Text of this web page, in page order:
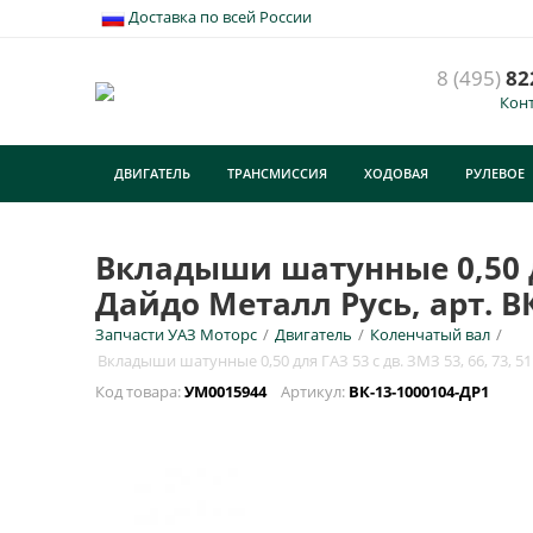
Доставка по всей России
8 (495)
ДВИГАТЕЛЬ ТРАНСМИССИЯ ХОДОВАЯ РУЛЕВОЕ
Вкладыши шатунные 0,50
Дайдо Металл Русь, арт.
Запчасти УАЗ Моторс / Двигатель / Коленчатый вал /
Вкладыши шатунные 0,50 для ГАЗ 53 с дв. ЗМЗ 53, 66, 73,
Код товара:УМ0015944 Артикул: ВК-13-1000104-ДР1